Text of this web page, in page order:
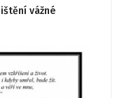
vážné